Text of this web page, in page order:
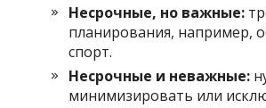
Несрочные, но важные:
планирования, например,
спорт.
Несрочные и неважные:
минимизировать или